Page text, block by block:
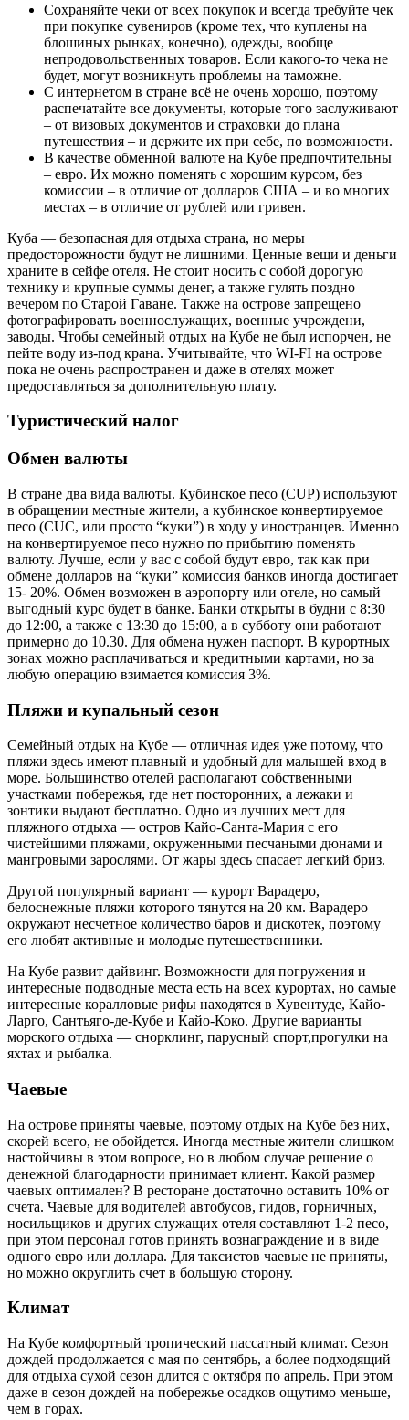
Сохраняйте чеки от всех покупок и всегда требуйте чек
при покупке сувениров (кроме тех, что куплены на
блошиных рынках, конечно), одежды, вообще
непродовольственных товаров. Если какого-то чека не
будет, могут возникнуть проблемы на таможне.
С интернетом в стране всё не очень хорошо, поэтому
распечатайте все документы, которые того заслуживают
– от визовых документов и страховки до плана
путешествия – и держите их при себе, по возможности.
В качестве обменной валюте на Кубе предпочтительны
– евро. Их можно поменять с хорошим курсом, без
комиссии – в отличие от долларов США – и во многих
местах – в отличие от рублей или гривен.
Куба — безопасная для отдыха страна, но меры
предосторожности будут не лишними. Ценные вещи и деньги
храните в сейфе отеля. Не стоит носить с собой дорогую
технику и крупные суммы денег, а также гулять поздно
вечером по Старой Гаване. Также на острове запрещено
фотографировать военнослужащих, военные учреждени,
заводы. Чтобы семейный отдых на Кубе не был испорчен, не
пейте воду из-под крана. Учитывайте, что WI-FI на острове
пока не очень распространен и даже в отелях может
предоставляться за дополнительную плату.
Туристический налог
Обмен валюты
В стране два вида валюты. Кубинское песо (CUP) используют
в обращении местные жители, а кубинское конвертируемое
песо (CUC, или просто “куки”) в ходу у иностранцев. Именно
на конвертируемое песо нужно по прибытию поменять
валюту. Лучше, если у вас с собой будут евро, так как при
обмене долларов на “куки” комиссия банков иногда достигает
15- 20%. Обмен возможен в аэропорту или отеле, но самый
выгодный курс будет в банке. Банки открыты в будни с 8:30
до 12:00, а также с 13:30 до 15:00, а в субботу они работают
примерно до 10.30. Для обмена нужен паспорт. В курортных
зонах можно расплачиваться и кредитными картами, но за
любую операцию взимается комиссия 3%.
Пляжи и купальный сезон
Семейный отдых на Кубе — отличная идея уже потому, что
пляжи здесь имеют плавный и удобный для малышей вход в
море. Большинство отелей располагают собственными
участками побережья, где нет посторонних, а лежаки и
зонтики выдают бесплатно. Одно из лучших мест для
пляжного отдыха — остров Кайо-Санта-Мария с его
чистейшими пляжами, окруженными песчаными дюнами и
мангровыми зарослями. От жары здесь спасает легкий бриз.
Другой популярный вариант — курорт Варадеро,
белоснежные пляжи которого тянутся на 20 км. Варадеро
окружают несчетное количество баров и дискотек, поэтому
его любят активные и молодые путешественники.
На Кубе развит дайвинг. Возможности для погружения и
интересные подводные места есть на всех курортах, но самые
интересные коралловые рифы находятся в Хувентуде, Кайо-
Ларго, Сантьяго-де-Кубе и Кайо-Коко. Другие варианты
морского отдыха — снорклинг, парусный спорт,прогулки на
яхтах и рыбалка.
Чаевые
На острове приняты чаевые, поэтому отдых на Кубе без них,
скорей всего, не обойдется. Иногда местные жители слишком
настойчивы в этом вопросе, но в любом случае решение о
денежной благодарности принимает клиент. Какой размер
чаевых оптимален? В ресторане достаточно оставить 10% от
счета. Чаевые для водителей автобусов, гидов, горничных,
носильщиков и других служащих отеля составляют 1-2 песо,
при этом персонал готов принять вознаграждение и в виде
одного евро или доллара. Для таксистов чаевые не приняты,
но можно округлить счет в большую сторону.
Климат
На Кубе комфортный тропический пассатный климат. Сезон
дождей продолжается с мая по сентябрь, а более подходящий
для отдыха сухой сезон длится с октября по апрель. При этом
даже в сезон дождей на побережье осадков ощутимо меньше,
чем в горах.